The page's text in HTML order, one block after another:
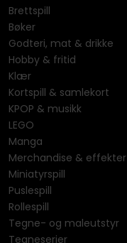
Brettspill
Bøker
Godteri, mat & drikke
Hobby & fritid
Klær
Kortspill & samlekort
KPOP & musikk
LEGO
Manga
Merchandise & effekter
Miniatyrspill
Puslespill
Rollespill
Tegne- og maleutstyr
Tegneserier